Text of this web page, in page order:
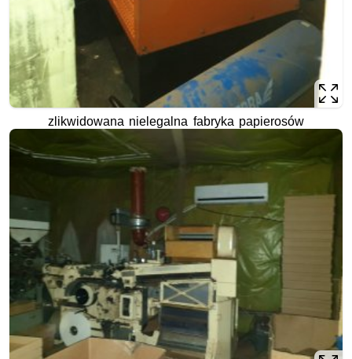
zlikwidowana nielegalna fabryka papierosów